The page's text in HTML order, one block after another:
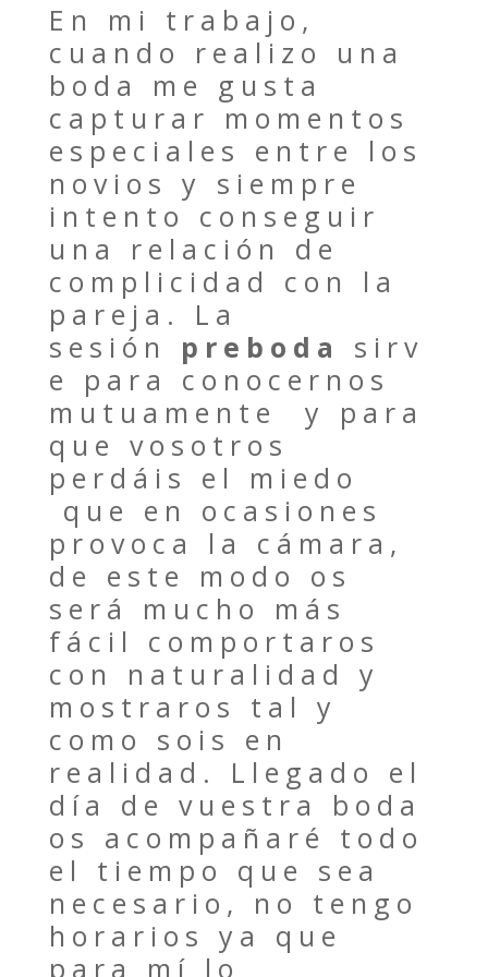
En mi trabajo,
cuando realizo una
boda me gusta
capturar momentos
especiales entre los
novios y siempre
intento conseguir
una relación de
complicidad con la
pareja. La
sesión preboda
sirv
e para conocernos
mutuamente y para
que vosotros
perdáis el miedo
que en ocasiones
provoca la cámara,
de este modo os
será mucho más
fácil comportaros
con naturalidad y
mostraros tal y
como sois en
realidad. Llegado el
día de vuestra boda
os acompañaré todo
el tiempo que sea
necesario, no tengo
horarios ya que
para mí lo